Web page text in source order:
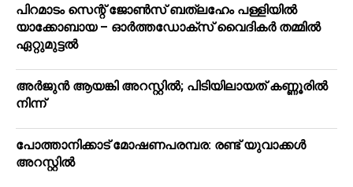
പിറമാടം സെന്റ് ജോണ്‍സ് ബത്ലഹേം പള്ളിയില്‍
യാക്കോബായ – ഓര്‍ത്തഡോക്‌സ് വൈദികര്‍ തമ്മില്‍
ഏറ്റുമുട്ടല്‍
അർജുൻ ആയങ്കി അറസ്റ്റിൽ; പിടിയിലായത് കണ്ണൂരിൽ
നിന്ന്
പോത്താനിക്കാട് മോഷണപരമ്പര: രണ്ട് യുവാക്കൾ
അറസ്റ്റിൽ